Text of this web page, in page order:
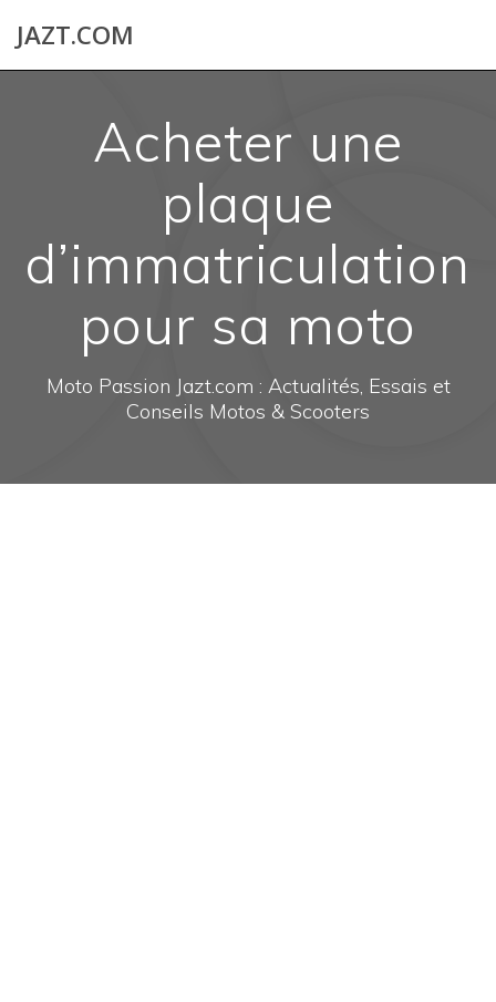
JAZT.COM
Acheter une
plaque
d’immatriculation
pour sa moto
Moto Passion Jazt.com : Actualités, Essais et
Conseils Motos & Scooters